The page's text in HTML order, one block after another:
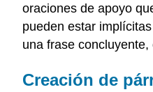
oraciones de apoyo
pueden estar
una frase
Creación de